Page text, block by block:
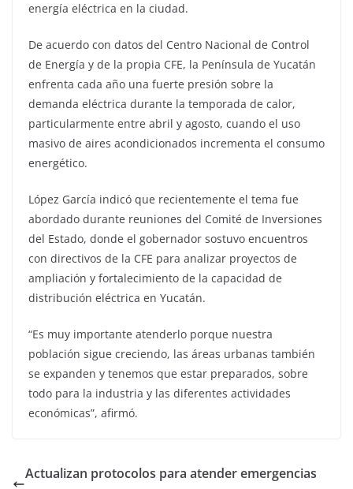
energía eléctrica en la ciudad.
De acuerdo con datos del Centro Nacional de Control
de Energía y de la propia CFE, la Península de Yucatán
enfrenta cada año una fuerte presión sobre la
demanda eléctrica durante la temporada de calor,
particularmente entre abril y agosto, cuando el uso
masivo de aires acondicionados incrementa el consumo
energético.
López García indicó que recientemente el tema fue
abordado durante reuniones del Comité de Inversiones
del Estado, donde el gobernador sostuvo encuentros
con directivos de la CFE para analizar proyectos de
ampliación y fortalecimiento de la capacidad de
distribución eléctrica en Yucatán.
“Es muy importante atenderlo porque nuestra
población sigue creciendo, las áreas urbanas también
se expanden y tenemos que estar preparados, sobre
todo para la industria y las diferentes actividades
económicas”, afirmó.
Actualizan protocolos para atender emergencias